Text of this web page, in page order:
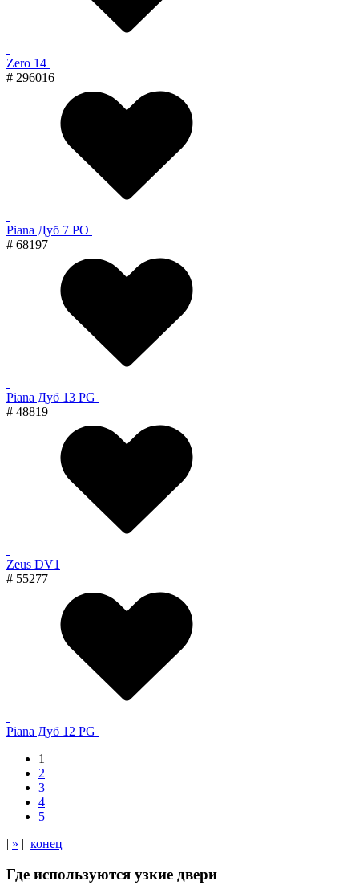
Zero 14
# 296016
Piana Дуб 7 PO
# 68197
Piana Дуб 13 PG
# 48819
Zeus DV1
# 55277
Piana Дуб 12 PG
1
2
3
4
5
| » | конец
Где используются узкие двери